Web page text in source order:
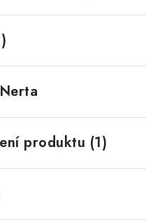
Nerta
produktu (1)